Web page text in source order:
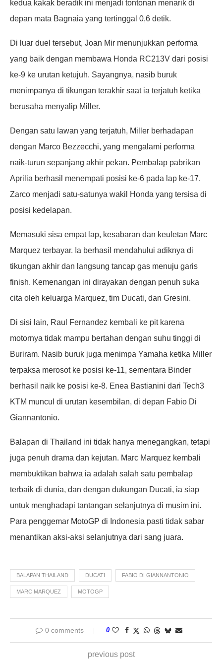
kedua kakak beradik ini menjadi tontonan menarik di
depan mata Bagnaia yang tertinggal 0,6 detik.
Di luar duel tersebut, Joan Mir menunjukkan performa
yang baik dengan membawa Honda RC213V dari posisi
ke-9 ke urutan ketujuh. Sayangnya, nasib buruk
menimpanya di tikungan terakhir saat ia terjatuh ketika
berusaha menyalip Miller.
Dengan satu lawan yang terjatuh, Miller berhadapan
dengan Marco Bezzecchi, yang mengalami performa
naik-turun sepanjang akhir pekan. Pembalap pabrikan
Aprilia berhasil menempati posisi ke-6 pada lap ke-17.
Zarco menjadi satu-satunya wakil Honda yang tersisa di
posisi kedelapan.
Memasuki sisa empat lap, kesabaran dan keuletan Marc
Marquez terbayar. Ia berhasil mendahului adiknya di
tikungan akhir dan langsung tancap gas menuju garis
finish. Kemenangan ini dirayakan dengan penuh suka
cita oleh keluarga Marquez, tim Ducati, dan Gresini.
Di sisi lain, Raul Fernandez kembali ke pit karena
motornya tidak mampu bertahan dengan suhu tinggi di
Buriram. Nasib buruk juga menimpa Yamaha ketika Miller
terpaksa merosot ke posisi ke-11, sementara Binder
berhasil naik ke posisi ke-8. Enea Bastianini dari Tech3
KTM muncul di urutan kesembilan, di depan Fabio Di
Giannantonio.
Balapan di Thailand ini tidak hanya menegangkan, tetapi
juga penuh drama dan kejutan. Marc Marquez kembali
membuktikan bahwa ia adalah salah satu pembalap
terbaik di dunia, dan dengan dukungan Ducati, ia siap
untuk menghadapi tantangan selanjutnya di musim ini.
Para penggemar MotoGP di Indonesia pasti tidak sabar
menantikan aksi-aksi selanjutnya dari sang juara.
BALAPAN THAILAND DUCATI FABIO DI GIANNANTONIO
MARC MARQUEZ MOTOGP
0 comments 0
previous post